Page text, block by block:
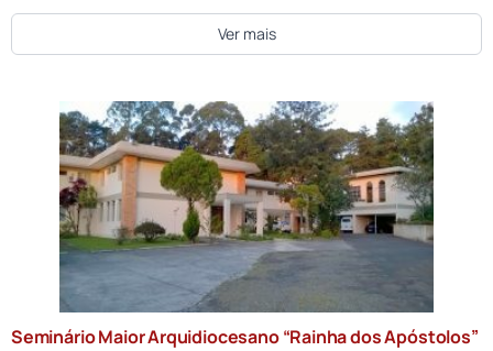
Ver mais
Seminário Maior Arquidiocesano “Rainha dos Apóstolos”